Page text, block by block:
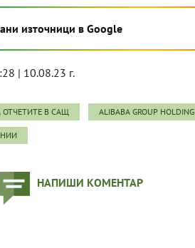
източници в Google
| 10.08.23 г.
ОТЧЕТИТЕ В САЩ ALIBABA GROUP HOLDING
НАПИШИ КОМЕНТАР